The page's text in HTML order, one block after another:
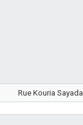
Rue Kouria Sayada